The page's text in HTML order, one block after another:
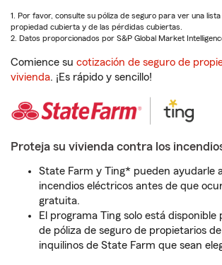
1. Por favor, consulte su póliza de seguro para ver una
propiedad cubierta y de las pérdidas cubiertas.
2. Datos proporcionados por S&P Global Market
Comience su cotización de seguro de
vivienda. ¡Es rápido y sencillo!
Proteja su vivienda contra los
State Farm y Ting* pueden ayudarle
incendios eléctricos antes de que
gratuita.
El programa Ting solo está disponible
de póliza de seguro de propietarios
inquilinos de State Farm que sean